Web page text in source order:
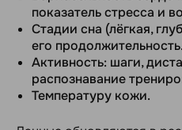
показатель стресса и
Стадии сна (лёгкая,
его продолжительность.
Активность: шаги,
распознавание
Температуру кожи.